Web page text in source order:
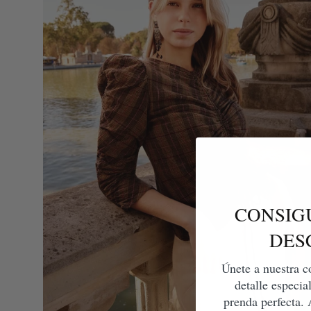
Únete a nuestra
detalle
prenda perfecta.